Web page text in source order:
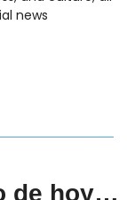
news
de hoy…